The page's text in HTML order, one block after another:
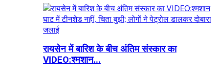
रायसेन में बारिश के बीच अंतिम संस्कार का
VIDEO:श्मशान...